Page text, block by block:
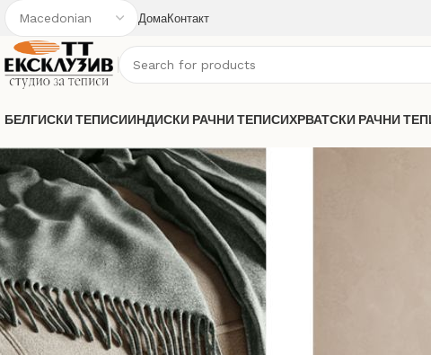
ДомаКонтакт
БЕЛГИСКИ ТЕПИСИИНДИСКИ РАЧНИ ТЕПИСИХРВАТСКИ РАЧНИ